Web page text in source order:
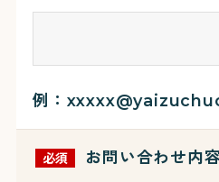
教育理念
入園案内
園の生活
例：
必須 お問い合わせ内